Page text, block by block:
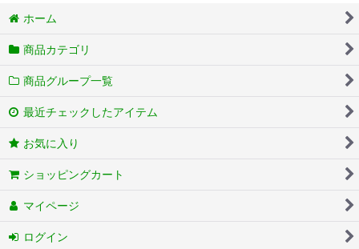
ホーム
商品カテゴリ
商品グループ一覧
最近チェックしたアイテム
お気に入り
ショッピングカート
マイページ
ログイン